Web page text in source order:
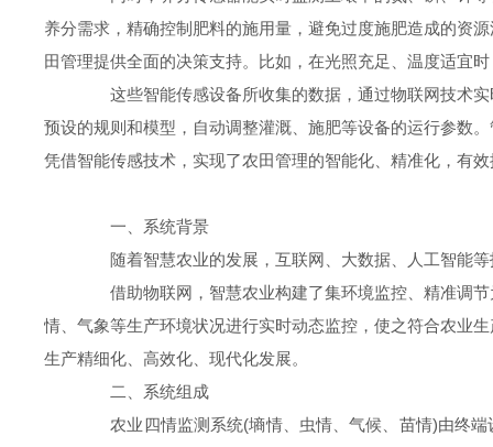
养分需求，精确控制肥料的施用量，避免过度施肥造成的资
田管理提供全面的决策支持。比如，在光照充足、温度适宜
这些智能传感设备所收集的数据，通过物联网技术实
预设的规则和模型，自动调整灌溉、施肥等设备的运行参数
凭借智能传感技术，实现了农田管理的智能化、精准化，有
一、系统背景
随着智慧农业的发展，互联网、大数据、人工智能等
借助物联网，智慧农业构建了集环境监控、精准调节
情、气象等生产环境状况进行实时动态监控，使之符合农业
生产精细化、高效化、现代化发展。
二、系统组成
农业四情监测系统(墒情、虫情、气候、苗情)由终端